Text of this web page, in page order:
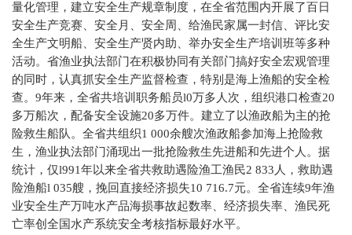
量化管理，建立安全生产规章制度，在全省范围内开展了百日
安全生产竞赛、安全月、安全周、给渔民家属一封信、评比安
全生产文明船、安全生产贤内助、举办安全生产培训班等多种
活动。省渔业执法部门在积极协同有关部门搞好安全宏观管理
的同时，认真抓安全生产监督检查，特别是海上渔船的安全检
查。9年来，全省共培训职务船员l0万多人次，组织港口检查20
多万船次，配备安全设施20多万件。建立了以渔政船为主的抢
险救生船队。全省共组织1 000余艘次渔政船参加海上抢险救
生，渔业执法部门涌现出一批抢险救生先进船和先进个人。据
统计，仅l991年以来全省共救助遇险渔工渔民2 833人，救助遇
险渔船l 035艘，挽回直接经济损失10 716.7元。全省连续9年渔
业安全生产万吨水产品海损事故起数率、经济损失率、渔民死
亡率创全国水产系统安全考核指标最好水平。